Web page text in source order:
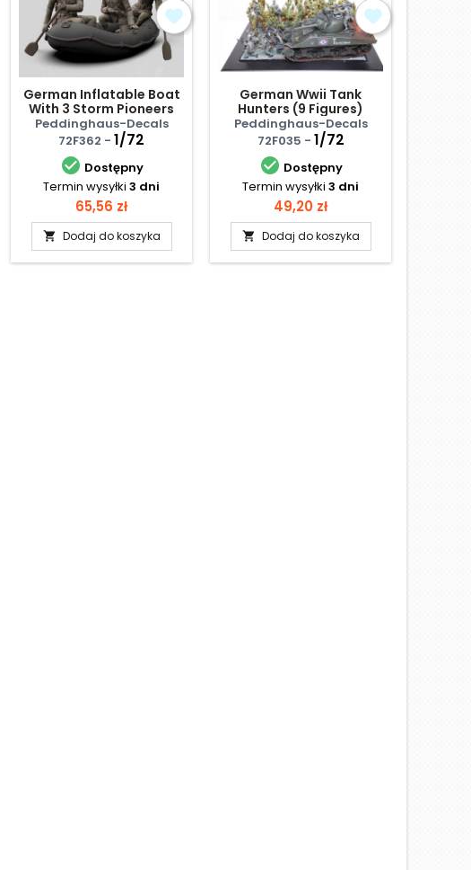
German Inflatable Boat
With 3 Storm Pioneers
Peddinghaus-Decals
72F362 - 1/72
 Dostępny
Termin wysyłki 3 dni
Cena
65,56 zł
 Dodaj do koszyka
German Wwii Tank
Hunters (9 Figures)
Peddinghaus-Decals
72F035 - 1/72
 Dostępny
Termin wysyłki 3 dni
Cena
49,20 zł
 Dodaj do koszyka